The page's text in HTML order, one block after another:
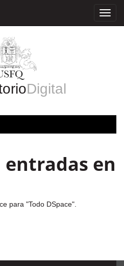
Digital
en
para "Todo DSpace".